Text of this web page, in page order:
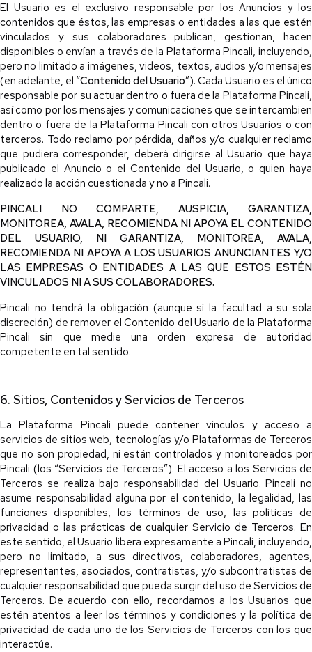
El Usuario es el exclusivo responsable por los Anuncios y los
contenidos que éstos, las empresas o entidades a las que estén
vinculados y sus colaboradores publican, gestionan, hacen
disponibles o envían a través de la Plataforma Pincali, incluyendo,
pero no limitado a imágenes, videos, textos, audios y/o mensajes
(en adelante, el “Contenido del Usuario”). Cada Usuario es el único
responsable por su actuar dentro o fuera de la Plataforma Pincali,
así como por los mensajes y comunicaciones que se intercambien
dentro o fuera de la Plataforma Pincali con otros Usuarios o con
terceros. Todo reclamo por pérdida, daños y/o cualquier reclamo
que pudiera corresponder, deberá dirigirse al Usuario que haya
publicado el Anuncio o el Contenido del Usuario, o quien haya
realizado la acción cuestionada y no a Pincali.
PINCALI NO COMPARTE, AUSPICIA, GARANTIZA,
MONITOREA, AVALA, RECOMIENDA NI APOYA EL CONTENIDO
DEL USUARIO, NI GARANTIZA, MONITOREA, AVALA,
RECOMIENDA NI APOYA A LOS USUARIOS ANUNCIANTES Y/O
LAS EMPRESAS O ENTIDADES A LAS QUE ESTOS ESTÉN
VINCULADOS NI A SUS COLABORADORES.
Pincali no tendrá la obligación (aunque sí la facultad a su sola
discreción) de remover el Contenido del Usuario de la Plataforma
Pincali sin que medie una orden expresa de autoridad
competente en tal sentido.
6. Sitios, Contenidos y Servicios de Terceros
La Plataforma Pincali puede contener vínculos y acceso a
servicios de sitios web, tecnologías y/o Plataformas de Terceros
que no son propiedad, ni están controlados y monitoreados por
Pincali (los “Servicios de Terceros”). El acceso a los Servicios de
Terceros se realiza bajo responsabilidad del Usuario. Pincali no
asume responsabilidad alguna por el contenido, la legalidad, las
funciones disponibles, los términos de uso, las políticas de
privacidad o las prácticas de cualquier Servicio de Terceros. En
este sentido, el Usuario libera expresamente a Pincali, incluyendo,
pero no limitado, a sus directivos, colaboradores, agentes,
representantes, asociados, contratistas, y/o subcontratistas de
cualquier responsabilidad que pueda surgir del uso de Servicios de
Terceros. De acuerdo con ello, recordamos a los Usuarios que
estén atentos a leer los términos y condiciones y la política de
privacidad de cada uno de los Servicios de Terceros con los que
interactúe.